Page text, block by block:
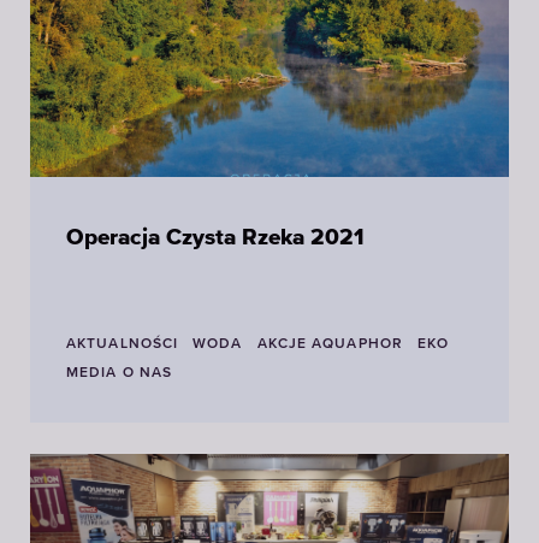
Operacja Czysta Rzeka 2021
AKTUALNOŚCI WODA AKCJE AQUAPHOR
EKO
MEDIA O NAS